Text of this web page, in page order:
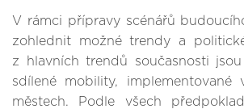
V rámci přípravy scénářů
zohlednit možné trendy a
z hlavních trendů současnosti
sdílené mobility, implementované
městech. Podle všech